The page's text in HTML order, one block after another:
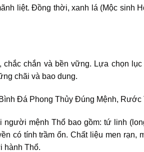
liệt. Đồng thời, xanh lá (Mộc sinh
chắn và bền vững. Lựa chọn
chãi và bao dung.
mệnh Thổ bao gồm: tứ linh
có tính trầm ổn. Chất liệu men rạn,
hành Thổ.